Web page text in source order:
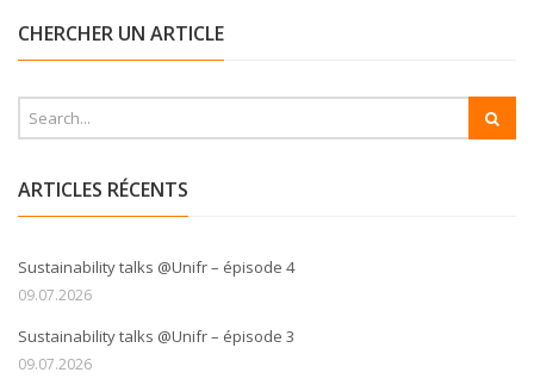
CHERCHER UN ARTICLE
ARTICLES RÉCENTS
Sustainability talks @Unifr – épisode 4
09.07.2026
Sustainability talks @Unifr – épisode 3
09.07.2026